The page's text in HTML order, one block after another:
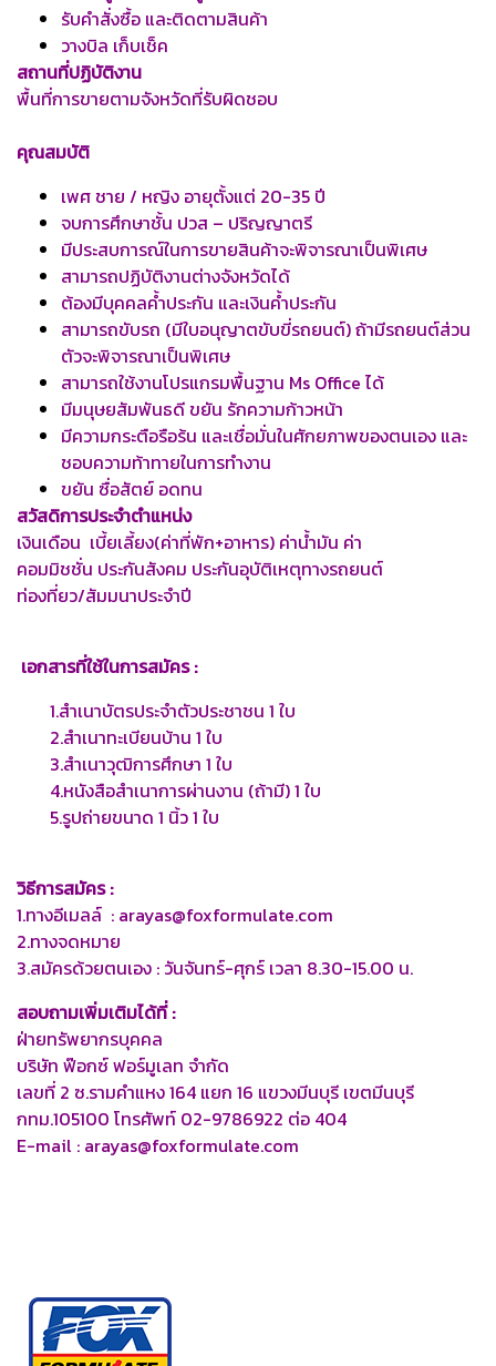
รับคำสั่งซื้อ และติดตามสินค้า
วางบิล เก็บเช็ค
สถานที่ปฏิบัติงาน
พื้นที่การขายตามจังหวัดที่รับผิดชอบ
คุณสมบัติ
เพศ ชาย / หญิง อายุตั้งแต่ 20-35 ปี
จบการศึกษาชั้น ปวส – ปริญญาตรี
มีประสบการณ์ในการขายสินค้าจะพิจารณาเป็นพิเศษ
สามารถปฏิบัติงานต่างจังหวัดได้
ต้องมีบุคคลค้ำประกัน และเงินค้ำประกัน
สามารถขับรถ (มีใบอนุญาตขับขี่รถยนต์) ถ้ามีรถยนต์ส่วน
ตัวจะพิจารณาเป็นพิเศษ
สามารถใช้งานโปรแกรมพื้นฐาน Ms Office ได้
มีมนุษยสัมพันธดี ขยัน รักความก้าวหน้า
มีความกระตือรือร้น และเชื่อมั่นในศักยภาพของตนเอง และ
ชอบความท้าทายในการทำงาน
ขยัน ซื่อสัตย์ อดทน
สวัสดิการประจำตำแหน่ง
เงินเดือน เบี้ยเลี้ยง(ค่าที่พัก+อาหาร) ค่าน้ำมัน ค่า
คอมมิชชั่น ประกันสังคม ประกันอุบัติเหตุทางรถยนต์
ท่องที่ยว/สัมมนาประจำปี
เอกสารที่ใช้ในการสมัคร :
1.สำเนาบัตรประจำตัวประชาชน 1 ใบ
2.สำเนาทะเบียนบ้าน 1 ใบ
3.สำเนาวุฒิการศึกษา 1 ใบ
4.หนังสือสำเนาการผ่านงาน (ถ้ามี) 1 ใบ
5.รูปถ่ายขนาด 1 นิ้ว 1 ใบ
วิธีการสมัคร :
1.ทางอีเมลล์ : arayas@foxformulate.com
2.ทางจดหมาย
3.สมัครด้วยตนเอง : วันจันทร์-ศุกร์ เวลา 8.30-15.00 น.
สอบถามเพิ่มเติมได้ที่ :
ฝ่ายทรัพยากรบุคคล
บริษัท ฟ๊อกซ์ ฟอร์มูเลท จำกัด
เลขที่ 2 ซ.รามคำแหง 164 แยก 16 แขวงมีนบุรี เขตมีนบุรี
กทม.105100 โทรศัพท์ 02-9786922 ต่อ 404
E-mail : arayas@foxformulate.com